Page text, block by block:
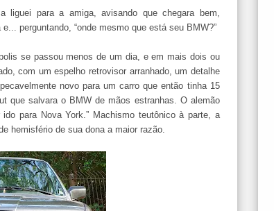
para a amiga, avisando que chegara bem,
perguntando, “onde mesmo que está seu BMW?”
se passou menos de um dia, e em mais dois ou
com um espelho retrovisor arranhado, um detalhe
novo para um carro que então tinha 15
que salvara o BMW de mãos estranhas. O alemão
para Nova York.” Machismo teutônico à parte, a
hemisfério de sua dona a maior razão.